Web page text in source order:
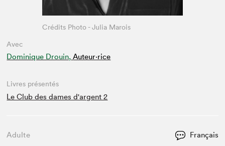
Avec
Dominique Drouin, Auteur·rice
Crédits Photo - Julia Marois
Livres présentés
Le Club des dames d'argent 2
Adulte Français